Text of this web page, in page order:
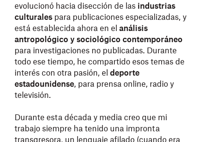
evolucionó hacia disección de las industrias
culturales para publicaciones especializadas, y
está establecida ahora en el análisis
antropológico y sociológico contemporáneo
para investigaciones no publicadas. Durante
todo ese tiempo, he compartido esos temas de
interés con otra pasión, el deporte
estadounidense, para prensa online, radio y
televisión.
Durante esta década y media creo que mi
trabajo siempre ha tenido una impronta
transgresora, un lenguaje afilado (cuando era